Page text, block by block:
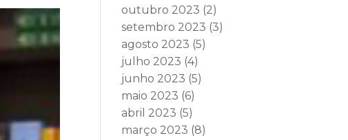
outubro 2023 (2)
setembro 2023 (3)
agosto 2023 (5)
julho 2023 (4)
junho 2023 (5)
maio 2023 (6)
abril 2023 (5)
março 2023 (8)